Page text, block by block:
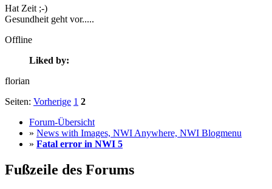
Hat Zeit ;-)
Gesundheit geht vor.....
Offline
Liked by:
florian
Seiten: Vorherige 1 2
Forum-Übersicht
» News with Images, NWI Anywhere, NWI Blogmenu
» Fatal error in NWI 5
Fußzeile des Forums